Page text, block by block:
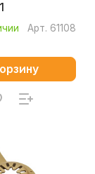
Арт. 61108